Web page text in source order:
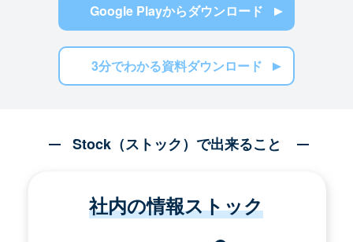
Google Playからダウンロード
3分でわかる資料ダウンロード
Stock（ストック）で出来ること
社内の情報ストック